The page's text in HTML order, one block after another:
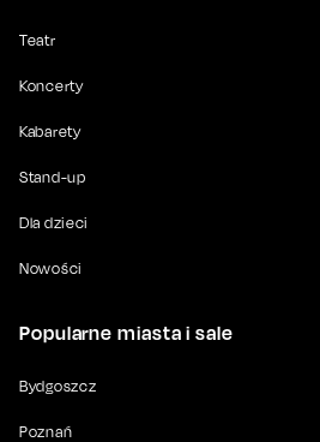
Teatr
Koncerty
Kabarety
Stand-up
Dla dzieci
Nowości
Popularne miasta i sale
Bydgoszcz
Poznań